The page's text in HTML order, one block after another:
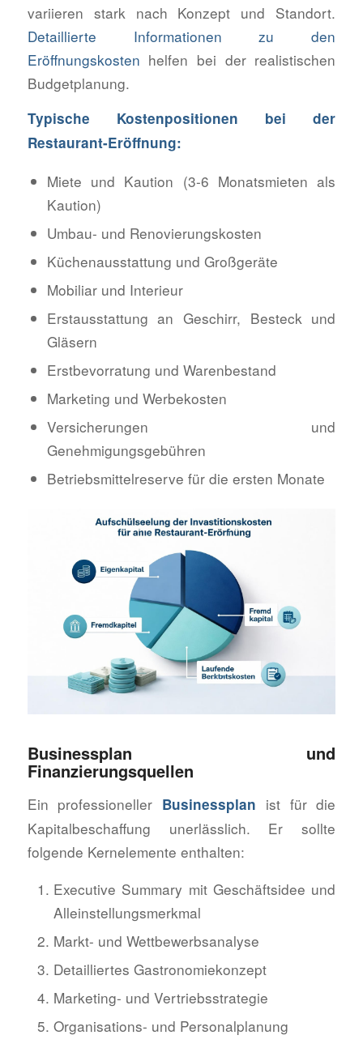
variieren stark nach Konzept und Standort.
Detaillierte Informationen zu den
Eröffnungskosten helfen bei der realistischen
Budgetplanung.
Typische Kostenpositionen bei der
Restaurant-Eröffnung:
Miete und Kaution (3-6 Monatsmieten als
Kaution)
Umbau- und Renovierungskosten
Küchenausstattung und Großgeräte
Mobiliar und Interieur
Erstausstattung an Geschirr, Besteck und
Gläsern
Erstbevorratung und Warenbestand
Marketing und Werbekosten
Versicherungen und
Genehmigungsgebühren
Betriebsmittelreserve für die ersten Monate
Businessplan und
Finanzierungsquellen
Ein professioneller Businessplan ist für die
Kapitalbeschaffung unerlässlich. Er sollte
folgende Kernelemente enthalten:
Executive Summary mit Geschäftsidee und
Alleinstellungsmerkmal
Markt- und Wettbewerbsanalyse
Detailliertes Gastronomiekonzept
Marketing- und Vertriebsstrategie
Organisations- und Personalplanung